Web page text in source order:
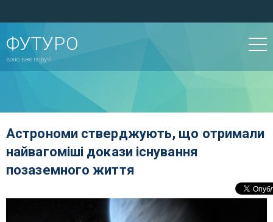
ФУТУРО
воно вже поруч!
Астрономи стверджують, що отримали
найвагоміші докази існування
позаземного життя